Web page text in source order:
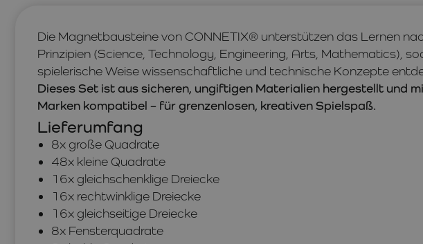
Die Magnetbausteine von CONNETIX® unterstützen das Lernen
Prinzipien (Science, Technology, Engineering, Arts, Mathematics),
spielerische Weise wissenschaftliche und technische Konzepte
Dieses Set ist aus sicheren, ungiftigen Materialien hergestellt und
Marken kompatibel – für grenzenlosen, kreativen Spielspaß.
Lieferumfang
8x große Quadrate
48x kleine Quadrate
16x gleichschenklige Dreiecke
16x rechtwinklige Dreiecke
16x gleichseitige Dreiecke
8x Fensterquadrate